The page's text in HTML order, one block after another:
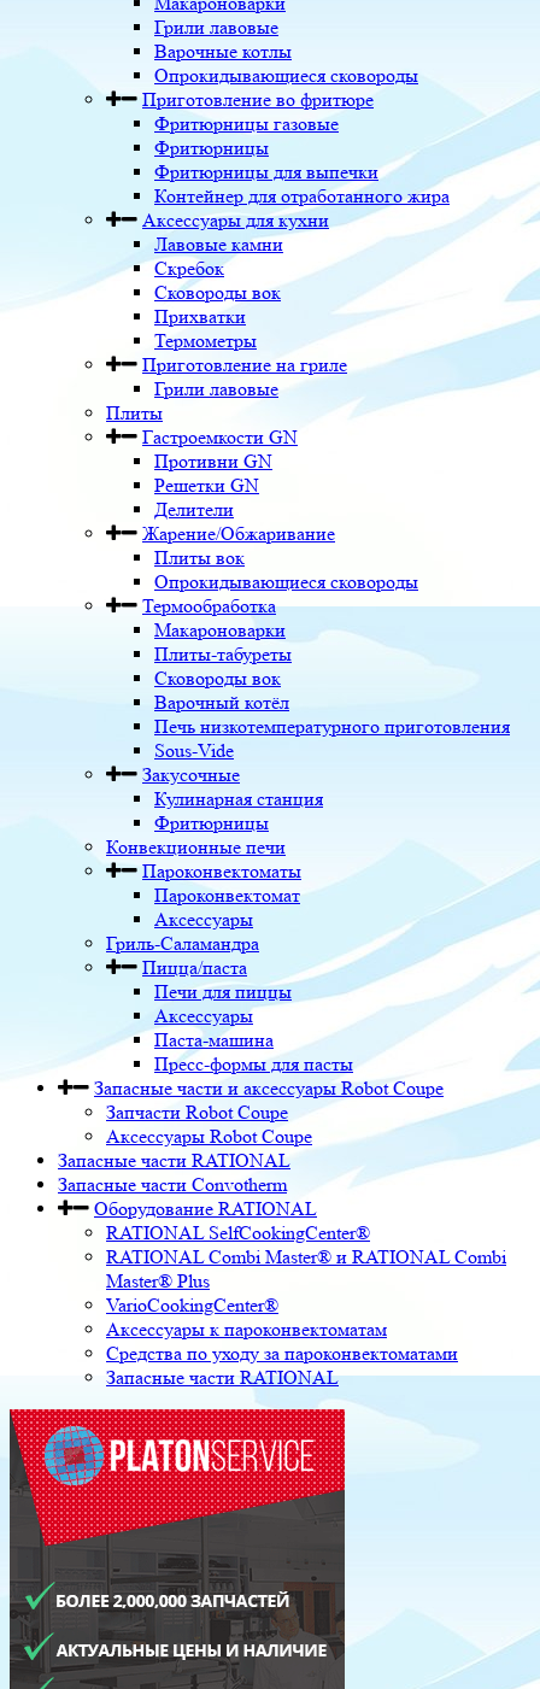
Грили лавовые
Варочные котлы
Опрокидывающиеся сковороды
Приготовление во фритюре
Фритюрницы газовые
Фритюрницы
Фритюрницы для выпечки
Контейнер для отработанного жира
Аксессуары для кухни
Лавовые камни
Скребок
Сковороды вок
Прихватки
Термометры
Приготовление на гриле
Грили лавовые
Плиты
Гастроемкости GN
Противни GN
Решетки GN
Делители
Жарение/Обжаривание
Плиты вок
Опрокидывающиеся сковороды
Термообработка
Макароноварки
Плиты-табуреты
Сковороды вок
Варочный котёл
Печь низкотемпературного приготовления
Sous-Vide
Закусочные
Кулинарная станция
Фритюрницы
Конвекционные печи
Пароконвектоматы
Пароконвектомат
Аксессуары
Гриль-Саламандра
Пицца/паста
Печи для пиццы
Аксессуары
Паста-машина
Пресс-формы для пасты
Запасные части и аксессуары Robot Coupe
Запчасти Robot Coupe
Аксессуары Robot Coupe
Запасные части RATIONAL
Запасные части Convotherm
Оборудование RATIONAL
RATIONAL SelfCookingCenter®
RATIONAL Combi Master® и RATIONAL Combi
Master® Plus
VarioCookingCenter®
Аксессуары к пароконвектоматам
Средства по уходу за пароконвектоматами
Запасные части RATIONAL